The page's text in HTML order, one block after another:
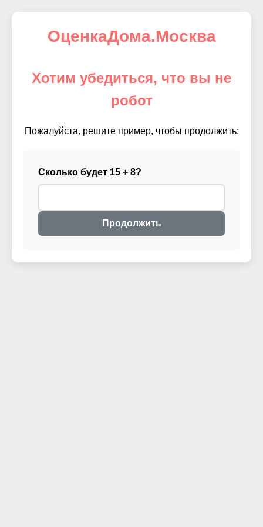
ОценкаДома.Москва
Хотим убедиться, что вы не
робот
Пожалуйста, решите пример, чтобы продолжить:
Сколько будет 15 + 8?
Продолжить